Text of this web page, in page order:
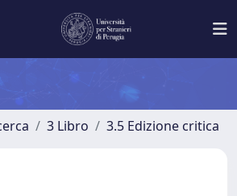
3 Libro 3.5 Edizione critica